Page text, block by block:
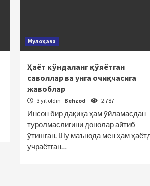
Мулоҳаза
Ҳаёт кўндаланг қўяётган
саволлар ва унга очиқчасига
жавоблар
3 yil oldin Behzod 2 787
Инсон бир дақиқа ҳам ўйламасдан
туролмаслигини донолар айтиб
ўтишган. Шу маънода мен ҳам
учраётган…